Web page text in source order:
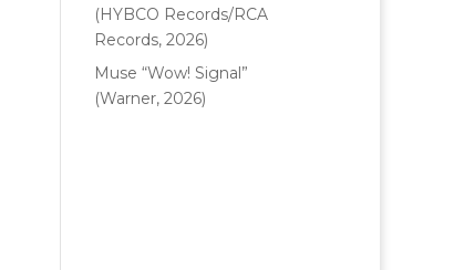
(HYBCO Records/RCA
Records, 2026)
Muse “Wow! Signal”
(Warner, 2026)